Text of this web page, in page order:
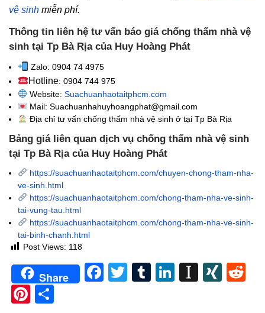
vệ sinh miễn phí.
Thông tin liên hệ tư vấn báo giá chống thấm nhà vệ
sinh tại Tp Bà Rịa của Huy Hoàng Phát
Zalo: 0904 74 4975
Hotline: 0904 744 975
Website: Suachuanhaotaitphcm.com
Mail: Suachuanhahuyhoangphat@gmail.com
Địa chỉ tư vấn chống thấm nhà vệ sinh ở tại Tp Bà Rịa
Bảng giá liên quan dịch vụ chống thấm nhà vệ sinh
tại Tp Bà Rịa của Huy Hoàng Phát
https://suachuanhaotaitphcm.com/chuyen-chong-tham-nha-
ve-sinh.html
https://suachuanhaotaitphcm.com/chong-tham-nha-ve-sinh-
tai-vung-tau.html
https://suachuanhaotaitphcm.com/chong-tham-nha-ve-sinh-
tai-binh-chanh.html
Post Views: 118
Share Facebook
TwitterTumblrLinkedIn
Pinterest